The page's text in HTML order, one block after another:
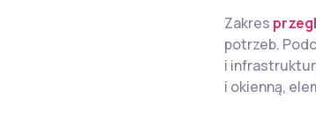
Zakres
potrzeb.
i
i okienną,